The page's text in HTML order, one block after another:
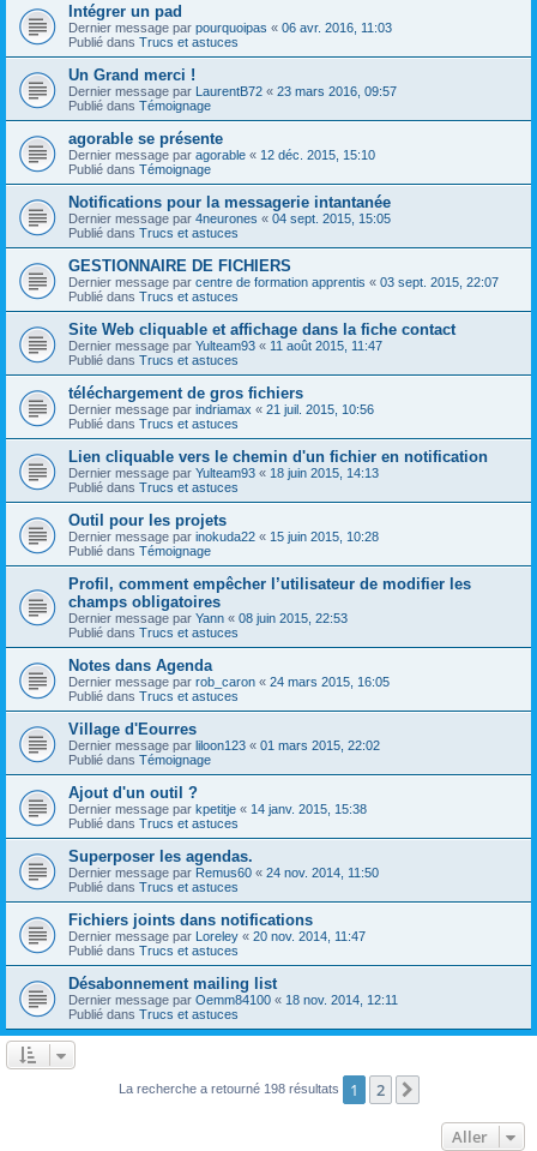
Intégrer un pad
Dernier message par pourquoipas « 06 avr. 2016, 11:03
Publié dans Trucs et astuces
Un Grand merci !
Dernier message par LaurentB72 « 23 mars 2016, 09:57
Publié dans Témoignage
agorable se présente
Dernier message par agorable « 12 déc. 2015, 15:10
Publié dans Témoignage
Notifications pour la messagerie intantanée
Dernier message par 4neurones « 04 sept. 2015, 15:05
Publié dans Trucs et astuces
GESTIONNAIRE DE FICHIERS
Dernier message par centre de formation apprentis « 03 sept. 2015, 22:07
Publié dans Trucs et astuces
Site Web cliquable et affichage dans la fiche contact
Dernier message par Yulteam93 « 11 août 2015, 11:47
Publié dans Trucs et astuces
téléchargement de gros fichiers
Dernier message par indriamax « 21 juil. 2015, 10:56
Publié dans Trucs et astuces
Lien cliquable vers le chemin d'un fichier en notification
Dernier message par Yulteam93 « 18 juin 2015, 14:13
Publié dans Trucs et astuces
Outil pour les projets
Dernier message par inokuda22 « 15 juin 2015, 10:28
Publié dans Témoignage
Profil, comment empêcher l’utilisateur de modifier les
champs obligatoires
Dernier message par Yann « 08 juin 2015, 22:53
Publié dans Trucs et astuces
Notes dans Agenda
Dernier message par rob_caron « 24 mars 2015, 16:05
Publié dans Trucs et astuces
Village d'Eourres
Dernier message par liloon123 « 01 mars 2015, 22:02
Publié dans Témoignage
Ajout d'un outil ?
Dernier message par kpetitje « 14 janv. 2015, 15:38
Publié dans Trucs et astuces
Superposer les agendas.
Dernier message par Remus60 « 24 nov. 2014, 11:50
Publié dans Trucs et astuces
Fichiers joints dans notifications
Dernier message par Loreley « 20 nov. 2014, 11:47
Publié dans Trucs et astuces
Désabonnement mailing list
Dernier message par Oemm84100 « 18 nov. 2014, 12:11
Publié dans Trucs et astuces
La recherche a retourné 198 résultats 1 2
Aller